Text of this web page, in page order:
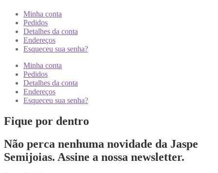
Minha conta
Pedidos
Detalhes da conta
Endereços
Esqueceu sua senha?
Minha conta
Pedidos
Detalhes da conta
Endereços
Esqueceu sua senha?
Fique por dentro
Não perca nenhuma novidade da Jaspe
Semijoias. Assine a nossa newsletter.